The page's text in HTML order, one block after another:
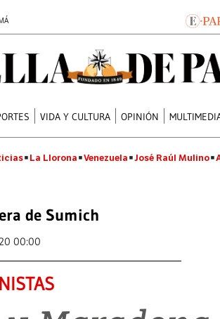
VIDA Y CULTURA OPINIÓN
La Llorona Venezuela José Raúl Mulino
de Sumich
00:00